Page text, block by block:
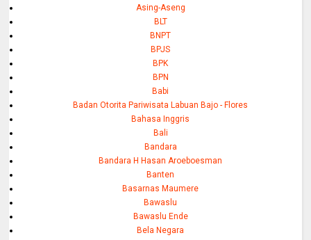
Asing-Aseng
BLT
BNPT
BPJS
BPK
BPN
Babi
Badan Otorita Pariwisata Labuan Bajo - Flores
Bahasa Inggris
Bali
Bandara
Bandara H Hasan Aroeboesman
Banten
Basarnas Maumere
Bawaslu
Bawaslu Ende
Bela Negara